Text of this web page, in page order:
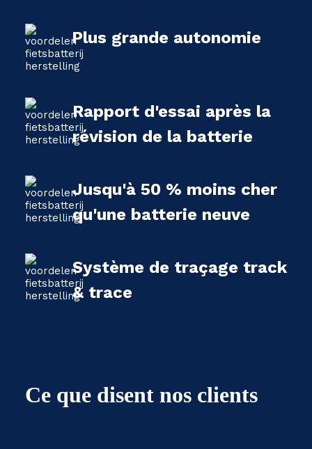
Plus grande autonomie
Rapport d'essai après la
révision de la batterie
Jusqu'à 50 % moins cher
qu'une batterie neuve
Système de traçage track
& trace
Ce que disent nos clients